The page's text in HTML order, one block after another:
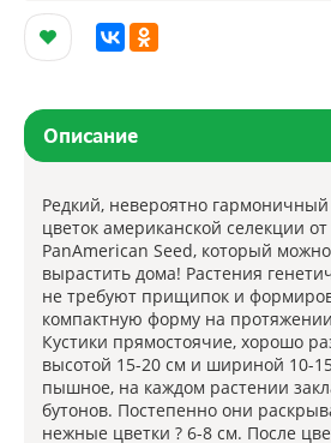
Описание
Редкий, невероятно
цветок американской селекции
PanAmerican Seed, который
вырастить дома! Растения
не требуют прищипок и
компактную форму на
Кустики прямостоячие, хорошо
высотой 15-20 см и шириной 10-
пышное, на каждом растении
бутонов. Постепенно они
нежные цветки ? 6-8 см. После